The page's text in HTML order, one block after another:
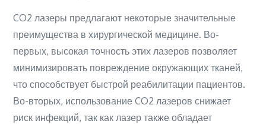
CO2 лазеры предлагают некоторые значительные
преимущества в хирургической медицине. Во-
первых, высокая точность этих лазеров позволяет
минимизировать повреждение окружающих тканей,
что способствует быстрой реабилитации пациентов.
Во-вторых, использование CO2 лазеров снижает
риск инфекций, так как лазер также обладает